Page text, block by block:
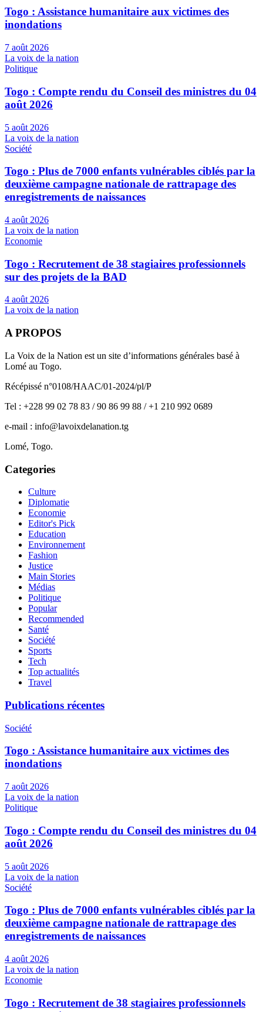
Togo : Assistance humanitaire aux victimes des
inondations
7 août 2026
La voix de la nation
Politique
Togo : Compte rendu du Conseil des ministres du 04
août 2026
5 août 2026
La voix de la nation
Société
Togo : Plus de 7000 enfants vulnérables ciblés par la
deuxième campagne nationale de rattrapage des
enregistrements de naissances
4 août 2026
La voix de la nation
Economie
Togo : Recrutement de 38 stagiaires professionnels
sur des projets de la BAD
4 août 2026
La voix de la nation
A PROPOS
La Voix de la Nation est un site d’informations générales basé à
Lomé au Togo.
Récépissé n°0108/HAAC/01-2024/pl/P
Tel : +228 99 02 78 83 / 90 86 99 88 / +1 210 992 0689
e-mail : info@lavoixdelanation.tg
Lomé, Togo.
Categories
Culture
Diplomatie
Economie
Editor's Pick
Education
Environnement
Fashion
Justice
Main Stories
Médias
Politique
Popular
Recommended
Santé
Société
Sports
Tech
Top actualités
Travel
Publications récentes
Société
Togo : Assistance humanitaire aux victimes des
inondations
7 août 2026
La voix de la nation
Politique
Togo : Compte rendu du Conseil des ministres du 04
août 2026
5 août 2026
La voix de la nation
Société
Togo : Plus de 7000 enfants vulnérables ciblés par la
deuxième campagne nationale de rattrapage des
enregistrements de naissances
4 août 2026
La voix de la nation
Economie
Togo : Recrutement de 38 stagiaires professionnels